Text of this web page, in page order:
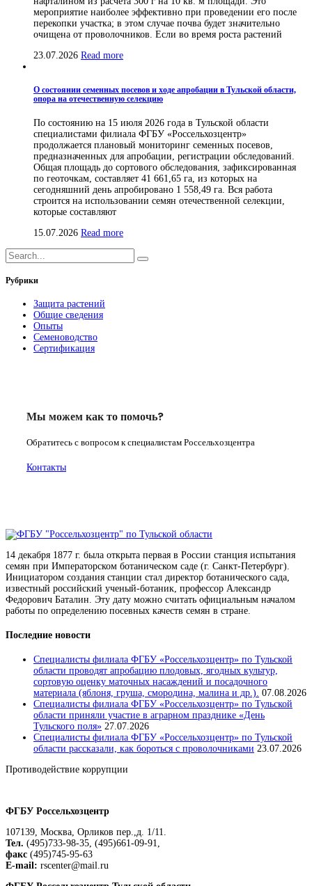
мероприятие наиболее эффективно при проведении его после
перекопки участка; в этом случае почва будет значительно
очищена от проволочников. Если во время роста растений
23.07.2026 Read more
О состоянии семенных посевов и ходе апробации в Тульской области,
опора на отечественную селекцию
По состоянию на 15 июля 2026 года в Тульской области
специалистами филиала ФГБУ «Россельхозцентр»
продолжается плановый мониторинг семенных посевов,
предназначенных для апробации, регистрации обследований.
Общая площадь до сортового обследования, зафиксированная
по геоточкам, составляет 41 661,65 га, из которых на
сегодняшний день апробировано 1 558,49 га. Вся работа
строится на использовании семян отечественной селекции,
которые составляют
15.07.2026 Read more
Рубрики
Защита растений
Общие сведения
Опыты
Семеноводство
Сертификация
Мы можем как то помочь?
Обратитесь с вопросом к специалистам Россельхозцентра
Контакты
14 декабря 1877 г. была открыта первая в России станция испытания
семян при Императорском ботаническом саде (г. Санкт-Петербург).
Инициатором создания станции стал директор ботанического сада,
известный российский ученый-ботаник, профессор Александр
Федорович Баталин. Эту дату можно считать официальным началом
работы по определению посевных качеств семян в стране.
Последние новости
Специалисты филиала ФГБУ «Россельхозцентр» по Тульской
области проводят апробацию плодовых, ягодных культур,
сортовую оценку маточных насаждений и посадочного
материала (яблоня, груша, смородина, малина и др.). 07.08.2026
Специалисты филиала ФГБУ «Россельхозцентр» по Тульской
области приняли участие в аграрном празднике «День
Тульского поля» 27.07.2026
Специалисты филиала ФГБУ «Россельхозцентр» по Тульской
области рассказали, как бороться с проволочниками 23.07.2026
Противодействие коррупции
ФГБУ Россельхозцентр
107139, Москва, Орликов пер.,д. 1/11.
Тел. (495)733-98-35, (495)661-09-91,
факс (495)745-95-63
E-mail: rscenter@mail.ru